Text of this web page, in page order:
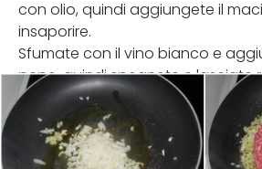
con olio, quindi aggiungete il
insaporire.
Sfumate con il vino bianco e
pepe, quindi spegnete e lasciate